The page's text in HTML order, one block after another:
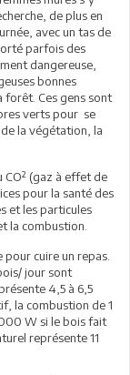
de plus en
avec un tas de
parfois des
dangereuse,
bonnes
forêt. Ces gens sont
verts pour se
la végétation, la
(gaz à effet de
pour la santé des
et les particules
la combustion.
pour cuire un repas.
jour sont
4,5 à 6,5
la combustion de 1
W si le bois fait
représente 11